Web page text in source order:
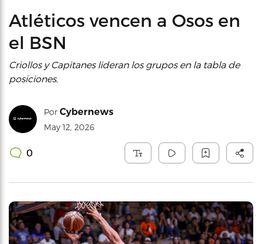
Atléticos vencen a Osos en
el BSN
Criollos y Capitanes lideran los grupos en la tabla de
posiciones.
Por Cybernews
May 12, 2026
0